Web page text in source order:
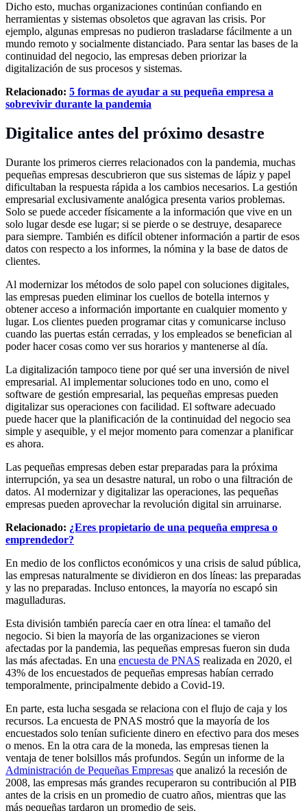
Dicho esto, muchas organizaciones continúan confiando en
herramientas y sistemas obsoletos que agravan las crisis. Por
ejemplo, algunas empresas no pudieron trasladarse fácilmente a un
mundo remoto y socialmente distanciado. Para sentar las bases de la
continuidad del negocio, las empresas deben priorizar la
digitalización de sus procesos y sistemas.
Relacionado: 5 formas de ayudar a su pequeña empresa a
sobrevivir durante la pandemia
Digitalice antes del próximo desastre
Durante los primeros cierres relacionados con la pandemia, muchas
pequeñas empresas descubrieron que sus sistemas de lápiz y papel
dificultaban la respuesta rápida a los cambios necesarios. La gestión
empresarial exclusivamente analógica presenta varios problemas.
Solo se puede acceder físicamente a la información que vive en un
solo lugar desde ese lugar; si se pierde o se destruye, desaparece
para siempre. También es difícil obtener información a partir de esos
datos con respecto a los informes, la nómina y la base de datos de
clientes.
Al modernizar los métodos de solo papel con soluciones digitales,
las empresas pueden eliminar los cuellos de botella internos y
obtener acceso a información importante en cualquier momento y
lugar. Los clientes pueden programar citas y comunicarse incluso
cuando las puertas están cerradas, y los empleados se benefician al
poder hacer cosas como ver sus horarios y mantenerse al día.
La digitalización tampoco tiene por qué ser una inversión de nivel
empresarial. Al implementar soluciones todo en uno, como el
software de gestión empresarial, las pequeñas empresas pueden
digitalizar sus operaciones con facilidad. El software adecuado
puede hacer que la planificación de la continuidad del negocio sea
simple y asequible, y el mejor momento para comenzar a planificar
es ahora.
Las pequeñas empresas deben estar preparadas para la próxima
interrupción, ya sea un desastre natural, un robo o una filtración de
datos. Al modernizar y digitalizar las operaciones, las pequeñas
empresas pueden aprovechar la revolución digital sin arruinarse.
Relacionado: ¿Eres propietario de una pequeña empresa o
emprendedor?
En medio de los conflictos económicos y una crisis de salud pública,
las empresas naturalmente se dividieron en dos líneas: las preparadas
y las no preparadas. Incluso entonces, la mayoría no escapó sin
magulladuras.
Esta división también parecía caer en otra línea: el tamaño del
negocio. Si bien la mayoría de las organizaciones se vieron
afectadas por la pandemia, las pequeñas empresas fueron sin duda
las más afectadas. En una encuesta de PNAS realizada en 2020, el
43% de los encuestados de pequeñas empresas habían cerrado
temporalmente, principalmente debido a Covid-19.
En parte, esta lucha sesgada se relaciona con el flujo de caja y los
recursos. La encuesta de PNAS mostró que la mayoría de los
encuestados solo tenían suficiente dinero en efectivo para dos meses
o menos. En la otra cara de la moneda, las empresas tienen la
ventaja de tener bolsillos más profundos. Según un informe de la
Administración de Pequeñas Empresas que analizó la recesión de
2008, las empresas más grandes recuperaron su contribución al PIB
antes de la crisis en un promedio de cuatro años, mientras que las
más pequeñas tardaron un promedio de seis.